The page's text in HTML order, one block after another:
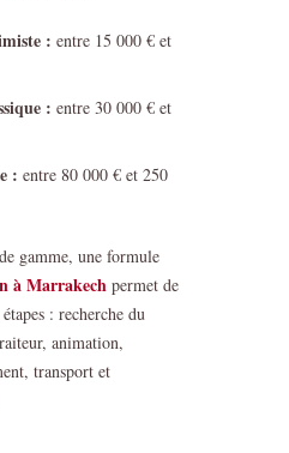
: entre 15 000 € et
: entre 30 000 € et
: entre 80 000 € et 250
gamme, une formule
à Marrakech permet de
: recherche du
animation,
transport et